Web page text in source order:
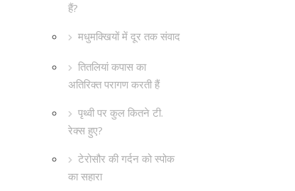
हैं?
मधुमक्खियों में दूर तक संवाद
तितलियां कपास का
अतिरिक्त परागण करती हैं
पृथ्वी पर कुल कितने टी.
रेक्स हुए?
टेरोसौर की गर्दन को स्पोक
का सहारा